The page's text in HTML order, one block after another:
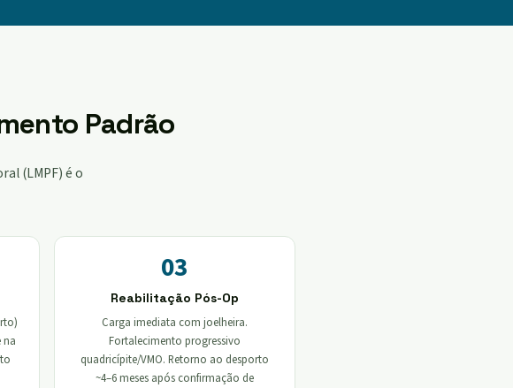
Padrão
(LMPF) é o
na
03
Reabilitação Pós-Op
Carga imediata com joelheira.
Fortalecimento progressivo
quadricípite/VMO. Retorno ao desporto
~4–6 meses após confirmação de